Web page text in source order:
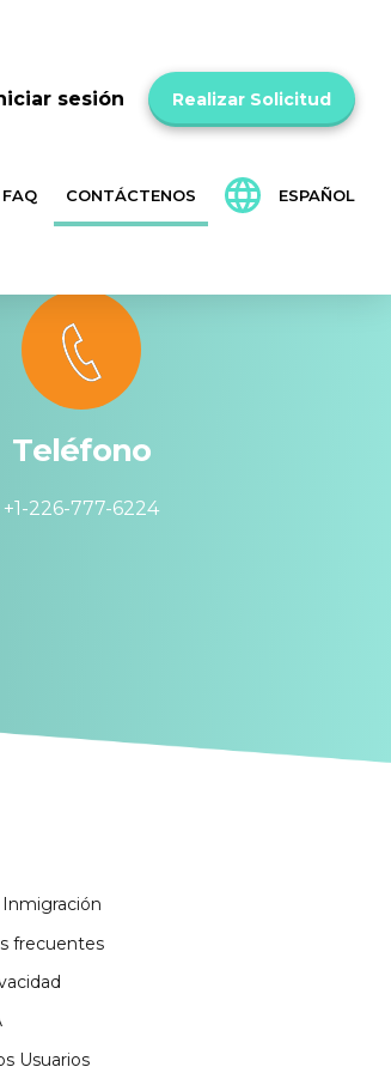
sesión Realizar Solicitud
FAQ CONTÁCTENOS ESPAÑOL
English
Teléfono
+1-226-777-6224
frecuentes
Usuarios